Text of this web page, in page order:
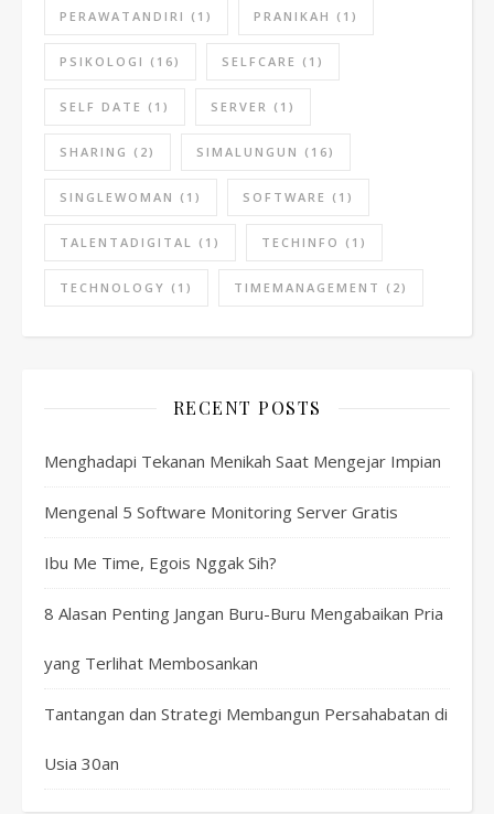
PERAWATANDIRI (1) PRANIKAH (1)
PSIKOLOGI (16) SELFCARE (1)
SELF DATE (1) SERVER (1)
SHARING (2) SIMALUNGUN (16)
SINGLEWOMAN (1) SOFTWARE (1)
TALENTADIGITAL (1) TECHINFO (1)
TECHNOLOGY (1) TIMEMANAGEMENT (2)
RECENT POSTS
Menghadapi Tekanan Menikah Saat Mengejar Impian
Mengenal 5 Software Monitoring Server Gratis
Ibu Me Time, Egois Nggak Sih?
8 Alasan Penting Jangan Buru-Buru Mengabaikan Pria
yang Terlihat Membosankan
Tantangan dan Strategi Membangun Persahabatan di
Usia 30an